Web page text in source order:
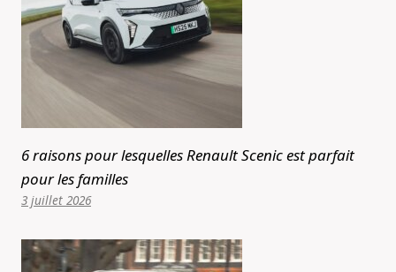
6 raisons pour lesquelles Renault Scenic est parfait
pour les familles
3 juillet 2026